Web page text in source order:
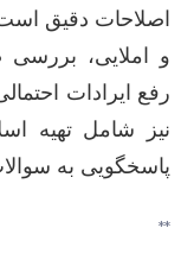
اصلاحات دقیق
و املایی،
رفع ایرادات
نیز شامل تهیه
پاسخگویی به
**